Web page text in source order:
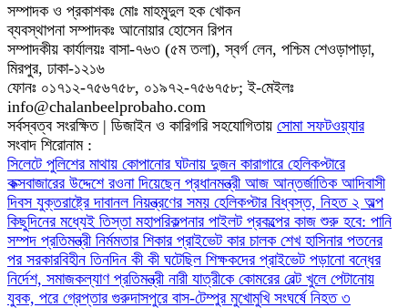
সম্পাদক ও প্রকাশকঃ মোঃ মাহমুদুল হক খোকন
ব্যবস্থাপনা সম্পাদকঃ আনোয়ার হোসেন রিপন
সম্পাদকীয় কার্যালয়ঃ বাসা-৭৬৩ (৫ম তলা), স্বর্গ লেন, পশ্চিম শেওড়াপাড়া,
মিরপুর, ঢাকা-১২১৬
ফোনঃ ০১৭১২-৭৫৬৭৫৮, ০১৯৭২-৭৫৬৭৫৮; ই-মেইলঃ
info@chalanbeelprobaho.com
সর্বস্বত্ব সংরক্ষিত | ডিজাইন ও কারিগরি সহযোগিতায় সোমা সফটওয়্যার
সংবাদ শিরোনাম :
সিলেটে পুলিশের মাথায় কোপানোর ঘটনায় দুজন কারাগারে হেলিকপ্টারে
কক্সবাজারের উদ্দেশে রওনা দিয়েছেন প্রধানমন্ত্রী আজ আন্তর্জাতিক আদিবাসী
দিবস যুক্তরাষ্ট্রে দাবানল নিয়ন্ত্রণের সময় হেলিকপ্টার বিধ্বস্ত, নিহত ২ অল্প
কিছুদিনের মধ্যেই তিস্তা মহাপরিকল্পনার পাইলট প্রকল্পের কাজ শুরু হবে: পানি
সম্পদ প্রতিমন্ত্রী নির্মমতার শিকার প্রাইভেট কার চালক শেখ হাসিনার পতনের
পর সরকারবিহীন তিনদিন কী কী ঘটেছিল শিক্ষকদের প্রাইভেট পড়ানো বন্ধের
নির্দেশ, সমাজকল্যাণ প্রতিমন্ত্রী নারী যাত্রীকে কোমরের বেল্ট খুলে পেটানোয়
যুবক, পরে গ্রেপ্তার গুরুদাসপুরে বাস-টেম্পুর মুখোমুখি সংঘর্ষে নিহত ৩